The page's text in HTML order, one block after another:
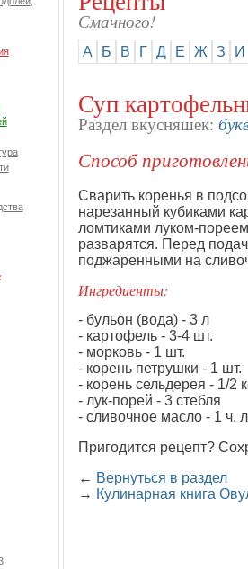
Смачного!
А Б В Г Д Е Ж З И
Суп
Раздел вкусняшек:
Способ
Сварить коренья в
нарезанный кубиками
ломтиками луком-
разварятся. Перед
поджаренными на
Ингредиенты:
- бульон (вода) - 3 л
- картофель - 3-4 шт.
- морковь - 1 шт.
- корень петрушки - 1 шт.
- корень сельдерея - 1/2
- лук-порей - 3 стебля
- сливочное масло - 1 ч.
Пригодится рецепт?
← Вернуться в раздел
→ Кулинарная книга